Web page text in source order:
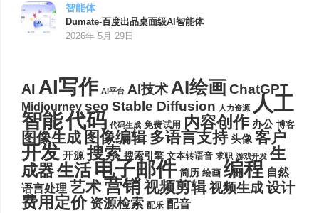
智能体
Dumate-百度出品桌面级AI智能体
2026年 5月 29日
AI AI写作 AI平台 AI技术AI绘画ChatGPT
Midjourney seo Stable Diffusion 人力资源 人工
智能代码 代码生成 免费试用 内容创作 办公 博客
图像生成 图像编辑 多语言支持 头像 客户
开发 开源 搜索 搜索引擎 文本转语音 求职 游戏开发 生
成器生活电子邮件 简历 绘画 编程 自然
语言处理 艺术营销视频剪辑视频生成设计
费用定价 资源检索 配乐 配音